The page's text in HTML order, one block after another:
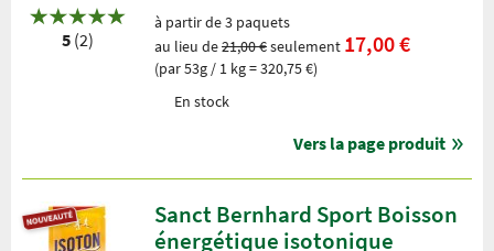
5(2)
à partir de 3 paquets
au lieu de21,00 €seulement 17,00 €
(par 53g / 1 kg = 320,75 €)
En stock
Vers la page produit
Sanct Bernhard Sport Boisson
énergétique isotonique